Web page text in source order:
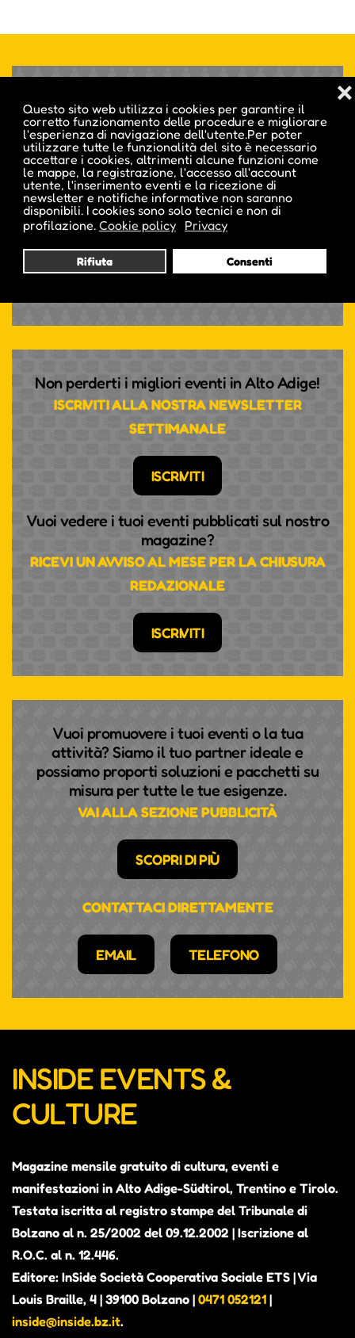
Questo sito web utilizza i cookies per garantire il
corretto funzionamento delle procedure e migliorare
l'esperienza di navigazione dell'utente.Per poter
utilizzare tutte le funzionalità del sito è necessario
accettare i cookies, altrimenti alcune funzioni come
le mappe, la registrazione, l'accesso all'account
utente, l'inserimento eventi e la ricezione di
newsletter e notifiche informative non saranno
disponibili. I cookies sono solo tecnici e non di
profilazione. Cookie policy Privacy
Rifiuta Consenti
❌
Inserisci i tuoi eventi sul primo e più amato
calendario di eventi dell'Alto Adige!
HAI GIÀ UN ACCOUNT?
ACCEDI
NON HAI ANCORA UN ACCOUNT?
Non perderti i migliori eventi in Alto Adige!
ISCRIVITI ALLA NOSTRA NEWSLETTER
SETTIMANALE
ISCRIVITI
Vuoi vedere i tuoi eventi pubblicati sul nostro
magazine?
RICEVI UN AVVISO AL MESE PER LA CHIUSURA
REDAZIONALE
ISCRIVITI
Vuoi promuovere i tuoi eventi o la tua
attività? Siamo il tuo partner ideale e
possiamo proporti soluzioni e pacchetti su
misura per tutte le tue esigenze.
VAI ALLA SEZIONE PUBBLICITÀ
SCOPRI DI PIÙ
CONTATTACI DIRETTAMENTE
EMAIL TELEFONO
INSIDE EVENTS &
CULTURE
Magazine mensile gratuito di cultura, eventi e
manifestazioni in Alto Adige-Südtirol, Trentino e Tirolo.
Testata iscritta al registro stampe del Tribunale di
Bolzano al n. 25/2002 del 09.12.2002 | Iscrizione al
R.O.C. al n. 12.446.
Editore: InSide Società Cooperativa Sociale ETS | Via
Louis Braille, 4 | 39100 Bolzano | 0471 052121 |
inside@inside.bz.it.